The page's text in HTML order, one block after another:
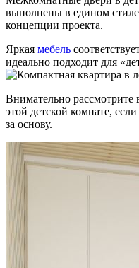
выполнены в едином
концепции проекта.
Яркая мебель
идеально подходит для
Внимательно рассмотрите
этой детской комнате,
за основу.